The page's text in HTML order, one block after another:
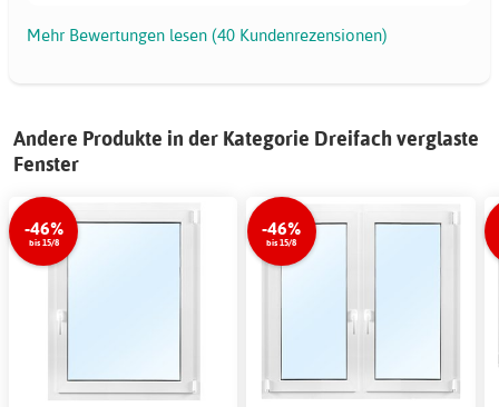
Mehr Bewertungen lesen (40 Kundenrezensionen)
Andere Produkte in der Kategorie Dreifach verglaste
Fenster
-46%
bis 15/8
-46%
bis 15/8